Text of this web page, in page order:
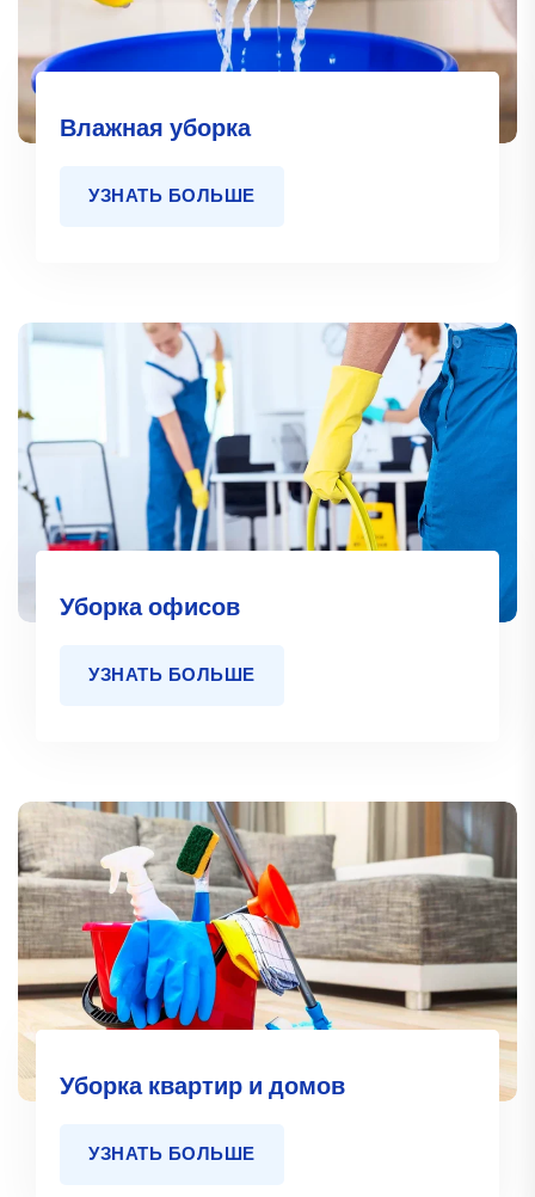
Влажная уборка
УЗНАТЬ БОЛЬШЕ
Уборка офисов
УЗНАТЬ БОЛЬШЕ
Уборка квартир и домов
УЗНАТЬ БОЛЬШЕ